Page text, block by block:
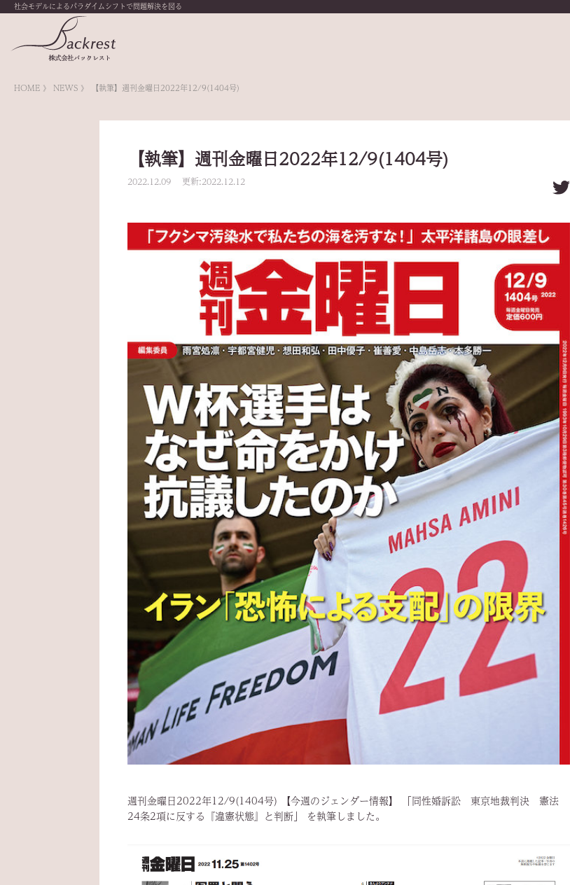
社会モデルによるパラダイムシフトで問題解決を図る
HOME NEWS 【執筆】週刊金曜日2022年12/9(1404号)
【執筆】週刊金曜日2022年12/9(1404号)
2022.12.09 更新:2022.12.12
週刊金曜日2022年12/9(1404号) 【今週のジェンダー情報】 「同性婚訴訟 東京地裁判決 憲法
24条2項に反する『違憲状態』と判断」 を執筆しました。